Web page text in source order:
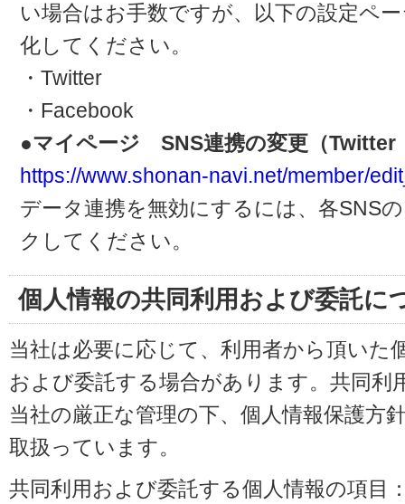
い場合はお手数ですが、以下の設定ペ
化してください。
・Twitter
・Facebook
●マイページ SNS連携の変更（Twitter
https://www.shonan-navi.net/member/
データ連携を無効にするには、各SNS
クしてください。
個人情報の共同利用および委託に
当社は必要に応じて、利用者から頂いた
および委託する場合があります。共同利
当社の厳正な管理の下、個人情報保護方
取扱っています。
共同利用および委託する個人情報の項目